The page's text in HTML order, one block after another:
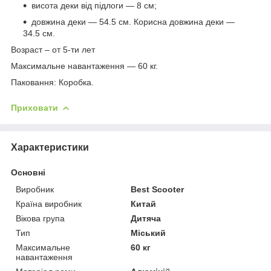
висота деки від підлоги — 8 см;
довжина деки — 54.5 см. Корисна довжина деки —
34.5 см.
Возраст – от 5-ти лет
Максимальне навантаження — 60 кг.
Паковання: Коробка.
Приховати
Характеристики
Основні
Виробник
Best Scooter
Країна виробник
Китай
Вікова група
Дитяча
Тип
Міський
Максимальне
навантаження
60 кг